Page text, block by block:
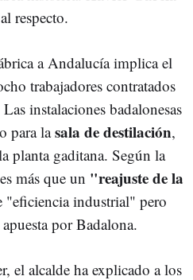
respecto.
a Andalucía implica el
trabajadores contratados
instalaciones badalonesas
para lasala de destilación,
planta gaditana. Según la
más que un "reajuste de la
"eficiencia industrial" pero
por Badalona.
el alcalde ha explicado a los